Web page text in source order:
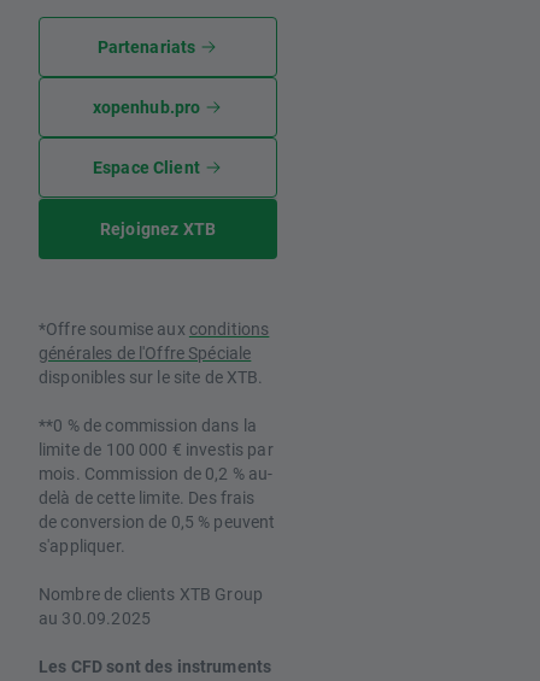
Partenariats
xopenhub.pro
Espace Client
Rejoignez XTB
*Offre soumise aux conditions
générales de l'Offre Spéciale
disponibles sur le site de XTB.
**0 % de commission dans la
limite de 100 000 € investis par
mois. Commission de 0,2 % au-
delà de cette limite. Des frais
de conversion de 0,5 % peuvent
s'appliquer.
Nombre de clients XTB Group
au 30.09.2025
Les CFD sont des instruments